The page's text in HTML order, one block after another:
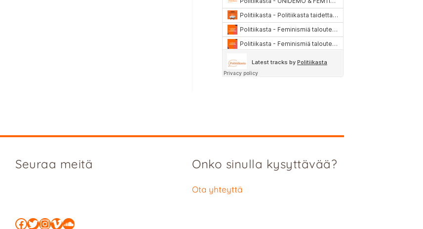
Seuraa meitä
Facebook
Twitter
Instagram
Vimeo
SoundCloud
Onko sinulla kysyttävää?
Ota yhteyttä